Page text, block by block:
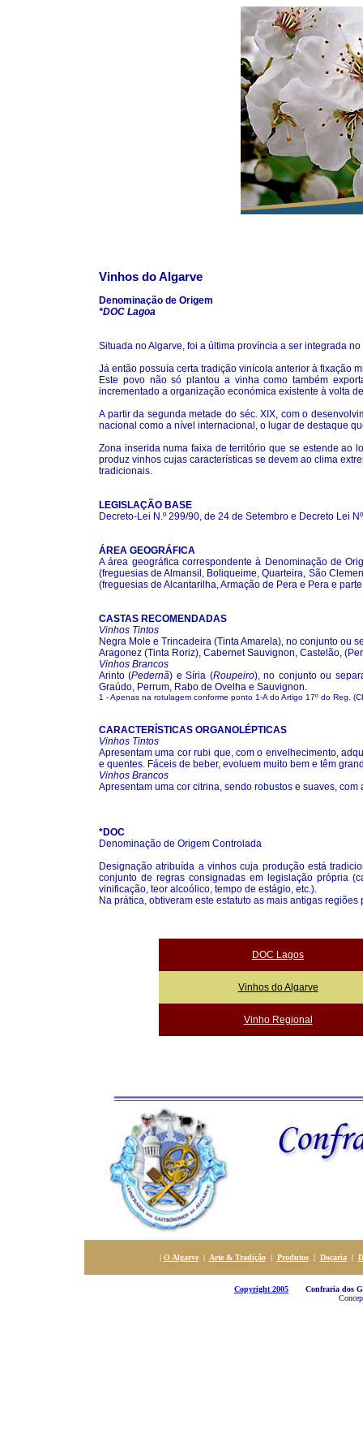
Vinhos do Algarve
Denominação de Origem
*DOC Lagoa
Situada no Algarve, foi a última província a ser integrada
Já então possuía certa tradição vinícola anterior à fixação
Este povo não só plantou a vinha como também
incrementado a organização económica existente à volta
A partir da segunda metade do séc. XIX, com o
nacional como a nível internacional, o lugar de destaque
Zona inserida numa faixa de território que se estende ao
produz vinhos cujas características se devem ao clima
tradicionais.
LEGISLAÇÃO BASE
Decreto-Lei N.º 299/90, de 24 de Setembro e Decreto Lei
ÁREA GEOGRÁFICA
A área geográfica correspondente à Denominação de
(freguesias de Almansil, Boliqueime, Quarteira, São
(freguesias de Alcantarilha, Armação de Pera e Pera e
CASTAS RECOMENDADAS
Vinhos Tintos
Negra Mole e Trincadeira (Tinta Amarela), no conjunto ou
Aragonez (Tinta Roriz), Cabernet Sauvignon, Castelão,
Vinhos Brancos
Arinto (Pedernã) e Síria (Roupeiro), no conjunto ou
Graúdo, Perrum, Rabo de Ovelha e Sauvignon.
1 - Apenas na rotulagem conforme ponto 1-A do Artigo 17º do Reg.
CARACTERÍSTICAS ORGANOLÉPTICAS
Vinhos Tintos
Apresentam uma cor rubi que, com o envelhecimento,
e quentes. Fáceis de beber, evoluem muito bem e têm
Vinhos Brancos
Apresentam uma cor citrina, sendo robustos e suaves,
*DOC
Denominação de Origem Controlada
Designação atribuída a vinhos cuja produção está
conjunto de regras consignadas em legislação própria
vinificação, teor alcoólico, tempo de estágio, etc.).
Na prática, obtiveram este estatuto as mais antigas
DOC Lagos
Vinhos do Algarve
Vinho Regional
| O Algarve| Arte & Tradição| Produtos| Doçaria|
Copyright 2005 Confraria dos